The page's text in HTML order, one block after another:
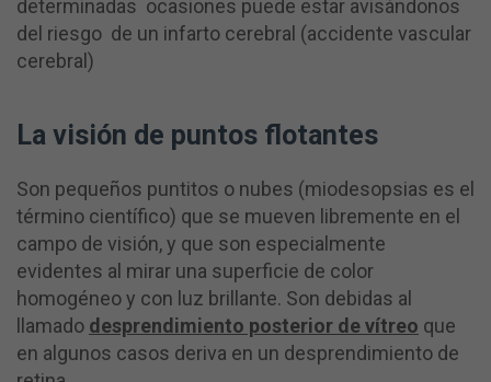
determinadas ocasiones puede estar avisándonos
del riesgo de un infarto cerebral (accidente vascular
cerebral)
La visión de puntos flotantes
Son pequeños puntitos o nubes (miodesopsias es el
término científico) que se mueven libremente en el
campo de visión, y que son especialmente
evidentes al mirar una superficie de color
homogéneo y con luz brillante. Son debidas al
llamado desprendimiento posterior de vítreo que
en algunos casos deriva en un desprendimiento de